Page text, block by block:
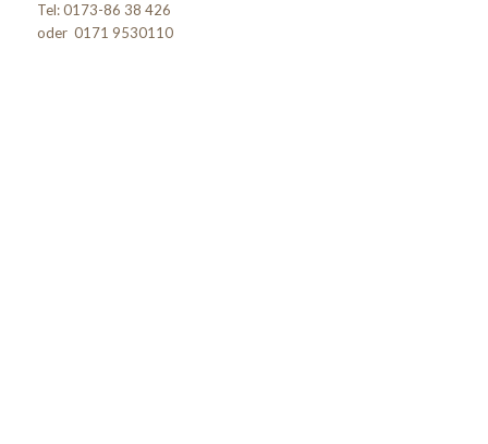
Tel: 0173-86 38 426
oder 0171 9530110